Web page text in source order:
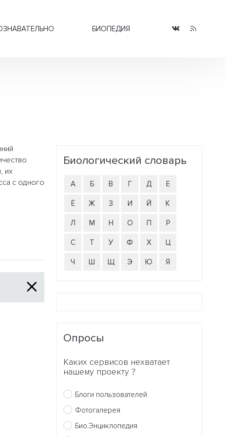
БИОПЕДИЯ
их
с одного
Биологический словарь
А Б В Г Д Е
Ё Ж З И Й К
Л М Н О П Р
С Т У Ф Х Ц
Ч Ш Щ Э Ю Я
Опросы
Каких сервисов нехватает
нашему проекту ?
Блоги пользователей
Фотогалерея
Био.Энциклопедия